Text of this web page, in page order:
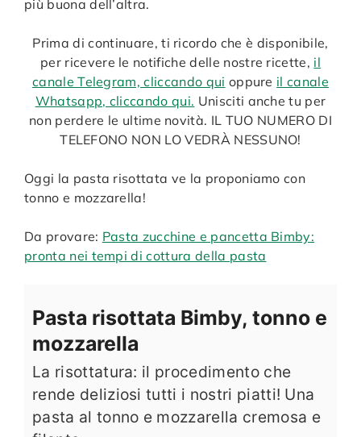
più buona dell’altra.
Prima di continuare, ti ricordo che è disponibile,
per ricevere le notifiche delle nostre ricette, il
canale Telegram, cliccando qui oppure il canale
Whatsapp, cliccando qui. Unisciti anche tu per
non perdere le ultime novità. IL TUO NUMERO DI
TELEFONO NON LO VEDRÀ NESSUNO!
Oggi la pasta risottata ve la proponiamo con
tonno e mozzarella!
Da provare: Pasta zucchine e pancetta Bimby:
pronta nei tempi di cottura della pasta
Pasta risottata Bimby, tonno e
mozzarella
La risottatura: il procedimento che
rende deliziosi tutti i nostri piatti! Una
pasta al tonno e mozzarella cremosa e